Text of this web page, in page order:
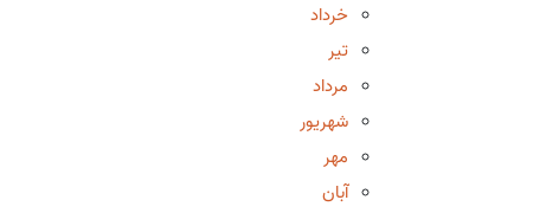
خرداد
تیر
مرداد
شهریور
مهر
آبان